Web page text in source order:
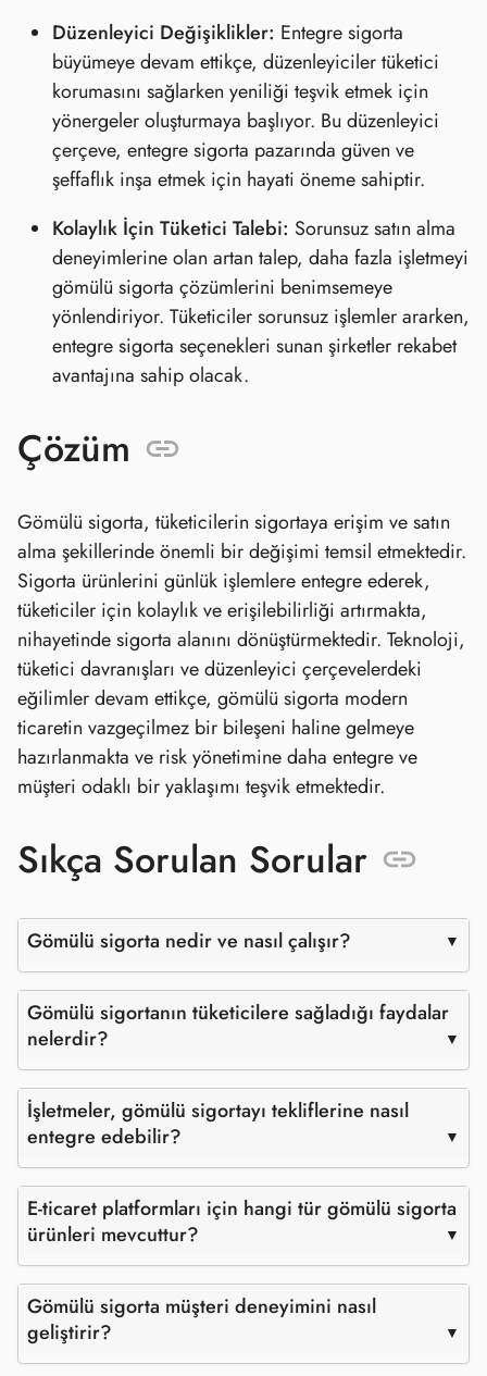
Düzenleyici Değişiklikler: Entegre sigorta
büyümeye devam ettikçe, düzenleyiciler tüketici
korumasını sağlarken yeniliği teşvik etmek için
yönergeler oluşturmaya başlıyor. Bu düzenleyici
çerçeve, entegre sigorta pazarında güven ve
şeffaflık inşa etmek için hayati öneme sahiptir.
Kolaylık İçin Tüketici Talebi: Sorunsuz satın alma
deneyimlerine olan artan talep, daha fazla işletmeyi
gömülü sigorta çözümlerini benimsemeye
yönlendiriyor. Tüketiciler sorunsuz işlemler ararken,
entegre sigorta seçenekleri sunan şirketler rekabet
avantajına sahip olacak.
Çözüm
Gömülü sigorta, tüketicilerin sigortaya erişim ve satın
alma şekillerinde önemli bir değişimi temsil etmektedir.
Sigorta ürünlerini günlük işlemlere entegre ederek,
tüketiciler için kolaylık ve erişilebilirliği artırmakta,
nihayetinde sigorta alanını dönüştürmektedir. Teknoloji,
tüketici davranışları ve düzenleyici çerçevelerdeki
eğilimler devam ettikçe, gömülü sigorta modern
ticaretin vazgeçilmez bir bileşeni haline gelmeye
hazırlanmakta ve risk yönetimine daha entegre ve
müşteri odaklı bir yaklaşımı teşvik etmektedir.
Sıkça Sorulan Sorular
Gömülü sigorta nedir ve nasıl çalışır?
Gömülü sigortanın tüketicilere sağladığı faydalar
nelerdir?
İşletmeler, gömülü sigortayı tekliflerine nasıl
entegre edebilir?
E-ticaret platformları için hangi tür gömülü sigorta
ürünleri mevcuttur?
Gömülü sigorta müşteri deneyimini nasıl
geliştirir?